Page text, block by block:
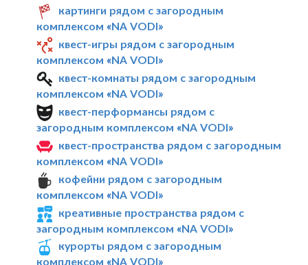
картинги рядом с загородным
комплексом «NA VODI»
квест-игры рядом с загородным
комплексом «NA VODI»
квест-комнаты рядом с загородным
комплексом «NA VODI»
квест-перформансы рядом с
загородным комплексом «NA VODI»
квест-пространства рядом с загородным
комплексом «NA VODI»
кофейни рядом с загородным
комплексом «NA VODI»
креативные пространства рядом с
загородным комплексом «NA VODI»
курорты рядом с загородным
комплексом «NA VODI»